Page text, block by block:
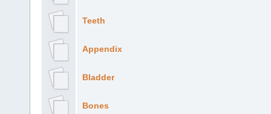
Teeth
Appendix
Bladder
Bones